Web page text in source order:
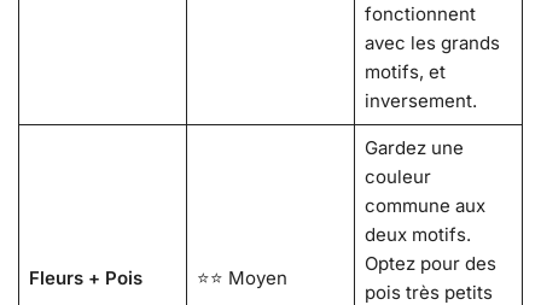
fonctionnent
avec les grands
motifs, et
inversement.
Fleurs + Pois ⭐⭐ Moyen
Gardez une
couleur
commune aux
deux motifs.
Optez pour des
pois très petits